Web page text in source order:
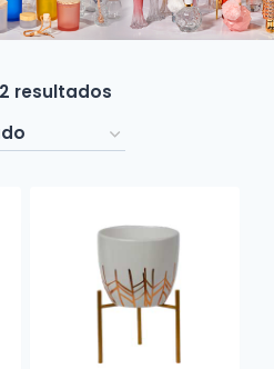
resultados